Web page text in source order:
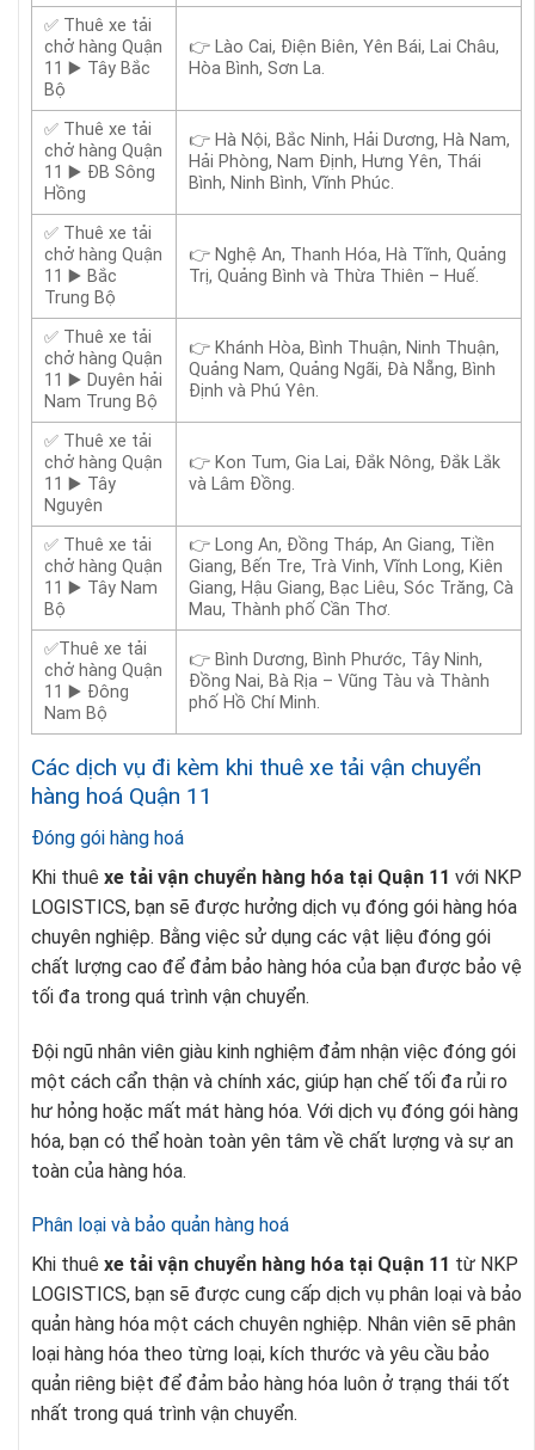
✅ Thuê xe tải
chở hàng Quận
11 ▶️ Tây Bắc
Bộ
👉 Lào Cai, Điện Biên, Yên Bái, Lai Châu,
Hòa Bình, Sơn La.
✅ Thuê xe tải
chở hàng Quận
11 ▶️ ĐB Sông
Hồng
👉 Hà Nội, Bắc Ninh, Hải Dương, Hà Nam,
Hải Phòng, Nam Định, Hưng Yên, Thái
Bình, Ninh Bình, Vĩnh Phúc.
✅ Thuê xe tải
chở hàng Quận
11 ▶️ Bắc
Trung Bộ
👉 Nghệ An, Thanh Hóa, Hà Tĩnh, Quảng
Trị, Quảng Bình và Thừa Thiên – Huế.
✅ Thuê xe tải
chở hàng Quận
11 ▶️ Duyên hải
Nam Trung Bộ
👉 Khánh Hòa, Bình Thuận, Ninh Thuận,
Quảng Nam, Quảng Ngãi, Đà Nẵng, Bình
Định và Phú Yên.
✅ Thuê xe tải
chở hàng Quận
11 ▶️ Tây
Nguyên
👉 Kon Tum, Gia Lai, Đắk Nông, Đắk Lắk
và Lâm Đồng.
✅ Thuê xe tải
chở hàng Quận
11 ▶️ Tây Nam
Bộ
👉 Long An, Đồng Tháp, An Giang, Tiền
Giang, Bến Tre, Trà Vinh, Vĩnh Long, Kiên
Giang, Hậu Giang, Bạc Liêu, Sóc Trăng, Cà
Mau, Thành phố Cần Thơ.
✅Thuê xe tải
chở hàng Quận
11 ▶️ Đông
Nam Bộ
👉 Bình Dương, Bình Phước, Tây Ninh,
Đồng Nai, Bà Rịa – Vũng Tàu và Thành
phố Hồ Chí Minh.
Các dịch vụ đi kèm khi thuê xe tải vận chuyển
hàng hoá Quận 11
Đóng gói hàng hoá
Khi thuê xe tải vận chuyển hàng hóa tại Quận 11 với NKP
LOGISTICS, bạn sẽ được hưởng dịch vụ đóng gói hàng hóa
chuyên nghiệp. Bằng việc sử dụng các vật liệu đóng gói
chất lượng cao để đảm bảo hàng hóa của bạn được bảo vệ
tối đa trong quá trình vận chuyển.
Đội ngũ nhân viên giàu kinh nghiệm đảm nhận việc đóng gói
một cách cẩn thận và chính xác, giúp hạn chế tối đa rủi ro
hư hỏng hoặc mất mát hàng hóa. Với dịch vụ đóng gói hàng
hóa, bạn có thể hoàn toàn yên tâm về chất lượng và sự an
toàn của hàng hóa.
Phân loại và bảo quản hàng hoá
Khi thuê xe tải vận chuyển hàng hóa tại Quận 11 từ NKP
LOGISTICS, bạn sẽ được cung cấp dịch vụ phân loại và bảo
quản hàng hóa một cách chuyên nghiệp. Nhân viên sẽ phân
loại hàng hóa theo từng loại, kích thước và yêu cầu bảo
quản riêng biệt để đảm bảo hàng hóa luôn ở trạng thái tốt
nhất trong quá trình vận chuyển.